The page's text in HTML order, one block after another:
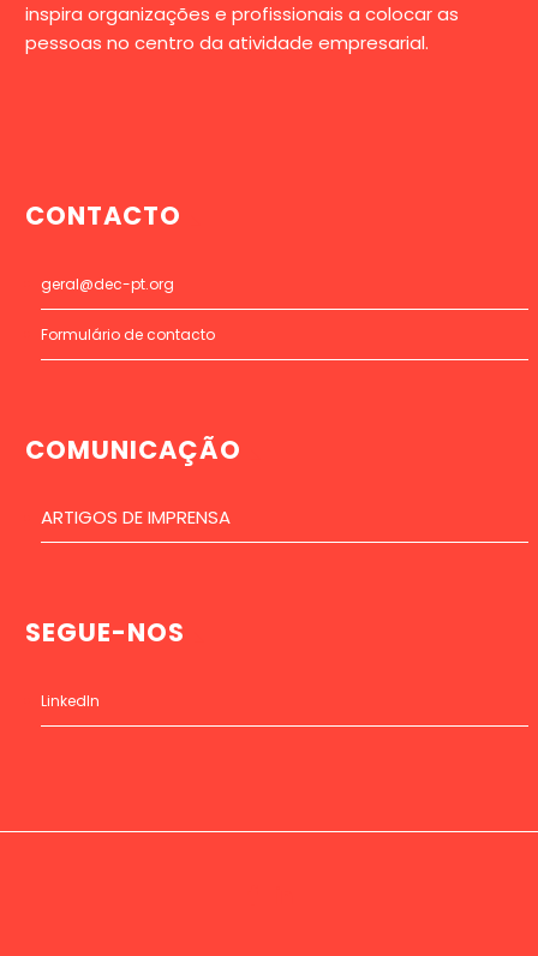
inspira organizações e profissionais a colocar as
pessoas no centro da atividade empresarial.
CONTACTO
geral@dec-pt.org
Formulário de contacto
COMUNICAÇÃO
ARTIGOS DE IMPRENSA
SEGUE-NOS
LinkedIn